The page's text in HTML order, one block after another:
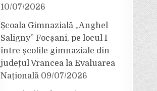
10/07/2026
Școala Gimnazială „Anghel
Saligny” Focșani, pe locul I
între școlile gimnaziale din
județul Vrancea la Evaluarea
Națională 09/07/2026